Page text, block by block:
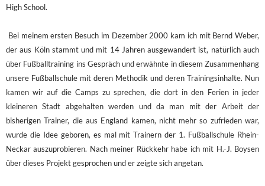
High School.
Bei meinem ersten Besuch im Dezember 2000 kam ich mit Bernd Weber,
der aus Köln stammt und mit 14 Jahren ausgewandert ist, natürlich auch
über Fußballtraining ins Gespräch und erwähnte in diesem Zusammenhang
unsere Fußballschule mit deren Methodik und deren Trainingsinhalte. Nun
kamen wir auf die Camps zu sprechen, die dort in den Ferien in jeder
kleineren Stadt abgehalten werden und da man mit der Arbeit der
bisherigen Trainer, die aus England kamen, nicht mehr so zufrieden war,
wurde die Idee geboren, es mal mit Trainern der 1. Fußballschule Rhein-
Neckar auszuprobieren. Nach meiner Rückkehr habe ich mit H.-J. Boysen
über dieses Projekt gesprochen und er zeigte sich angetan.